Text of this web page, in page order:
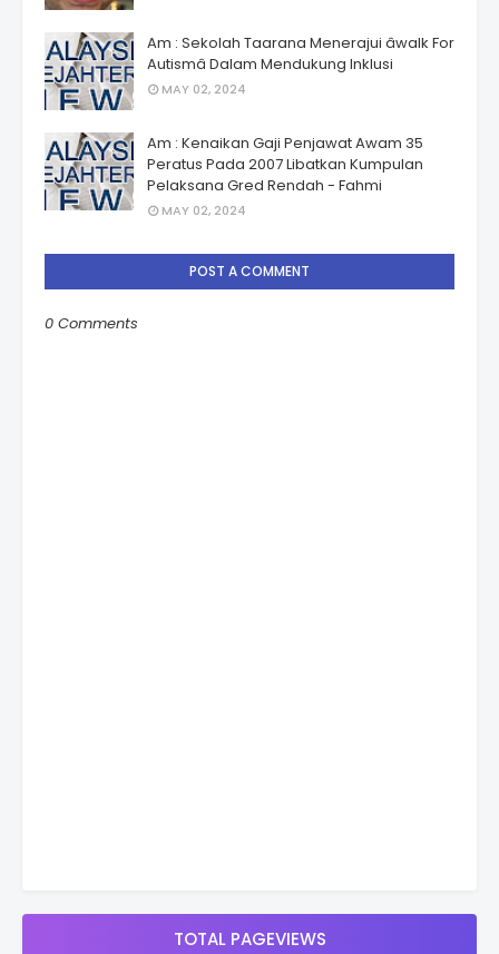
Am : Sekolah Taarana Menerajui âwalk For
Autismâ Dalam Mendukung Inklusi
MAY 02, 2024
Am : Kenaikan Gaji Penjawat Awam 35
Peratus Pada 2007 Libatkan Kumpulan
Pelaksana Gred Rendah - Fahmi
MAY 02, 2024
POST A COMMENT
0 Comments
TOTAL PAGEVIEWS